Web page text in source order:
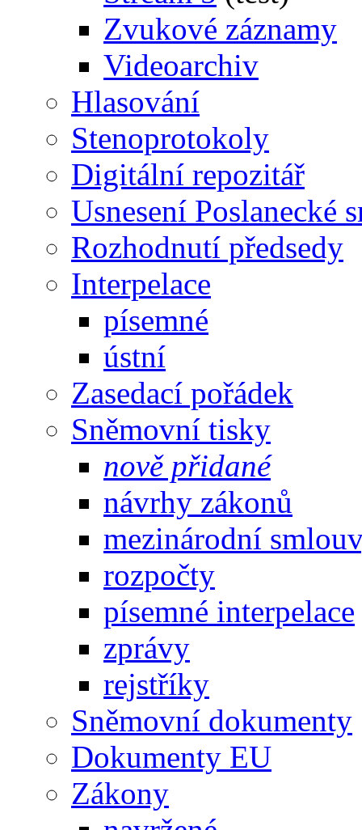
Zvukové záznamy
Videoarchiv
Hlasování
Stenoprotokoly
Digitální repozitář
Usnesení Poslanecké
Rozhodnutí předsedy
Interpelace
písemné
ústní
Zasedací pořádek
Sněmovní tisky
nově přidané
návrhy zákonů
mezinárodní
rozpočty
písemné interpelace
zprávy
rejstříky
Sněmovní dokumenty
Dokumenty EU
Zákony